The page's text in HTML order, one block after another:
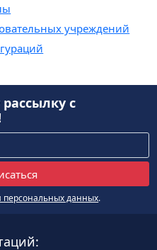
учреждений
с
персональных данных.